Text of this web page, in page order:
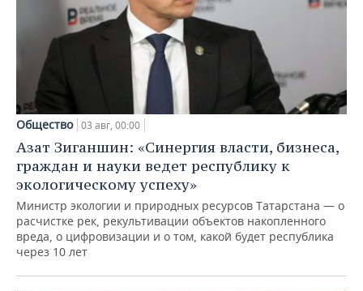
Общество 03 авг, 00:00
Азат Зиганшин: «Синергия власти, бизнеса,
граждан и науки ведет республику к
экологическому успеху»
Министр экологии и природных ресурсов Татарстана — о
расчистке рек, рекультивации объектов накопленного
вреда, о цифровизации и о том, какой будет республика
через 10 лет